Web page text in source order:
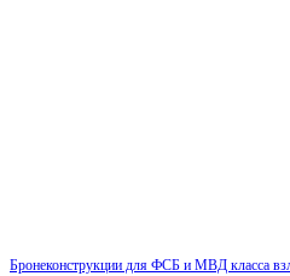
Бронеконструкции для ФСБ и МВД класса